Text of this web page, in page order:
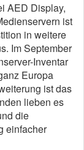
AED Display,
ist
in weitere
Im September
Inventar
Europa
ist das
lieben es
die
einfacher